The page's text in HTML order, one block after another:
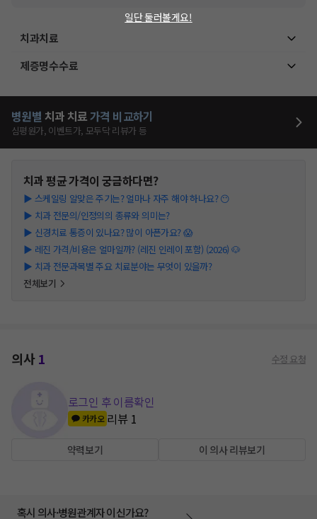
치과치료
제증명수수료
병원별 치과 치료가격 비교하기
심평원가, 이벤트가, 모두닥 리뷰가 등
치과평균 가격이 궁금하다면?
▶ 스케일링 알맞은 주기는? 얼마나 자주 해야 하나요? 😶
▶ 치과 전문의/인정의의 종류와 의미는?
▶ 신경치료 통증이 있나요? 많이 아픈가요? 😱
▶ 레진 가격/비용은 얼마일까? (레진 인레이 포함) (2026) 🐶
▶ 치과 전문과목별 주요 치료분야는 무엇이 있을까?
전체보기
의사1 수정 요청
로그인 후 이름확인
카카오 리뷰 1
약력보기 이 의사 리뷰보기
혹시 의사·병원관계자 이신가요?
일단 둘러볼게요!